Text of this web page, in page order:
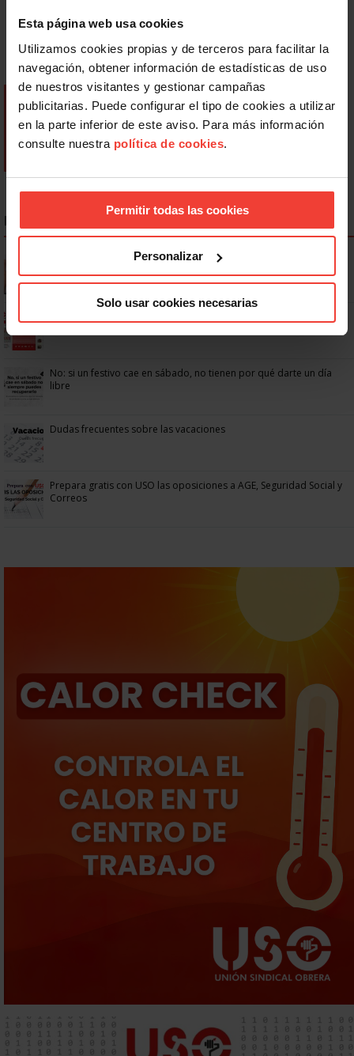
Esta página web usa cookies
Utilizamos cookies propias y de terceros para facilitar la
navegación, obtener información de estadísticas de uso
de nuestros visitantes y gestionar campañas
publicitarias. Puede configurar el tipo de cookies a utilizar
en la parte inferior de este aviso. Para más información
consulte nuestra política de cookies.
Permitir todas las cookies
Personalizar
Solo usar cookies necesarias
NOTICIAS MÁS LEÍDAS
Se actualizan las patologías para acceder a la jubilación
anticipada por discapacidad
No: si un festivo cae en sábado, no tienen por qué darte un día
libre
Dudas frecuentes sobre las vacaciones
Prepara gratis con USO las oposiciones a AGE, Seguridad Social y
Correos